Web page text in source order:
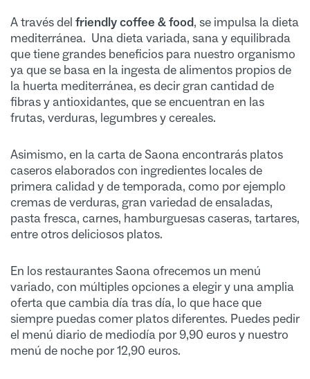
A través del friendly coffee & food, se impulsa la dieta
mediterránea. Una dieta variada, sana y equilibrada
que tiene grandes beneficios para nuestro organismo
ya que se basa en la ingesta de alimentos propios de
la huerta mediterránea, es decir gran cantidad de
fibras y antioxidantes, que se encuentran en las
frutas, verduras, legumbres y cereales.
Asimismo, en la carta de Saona encontrarás platos
caseros elaborados con ingredientes locales de
primera calidad y de temporada, como por ejemplo
cremas de verduras, gran variedad de ensaladas,
pasta fresca, carnes, hamburguesas caseras, tartares,
entre otros deliciosos platos.
En los restaurantes Saona ofrecemos un menú
variado, con múltiples opciones a elegir y una amplia
oferta que cambia día tras día, lo que hace que
siempre puedas comer platos diferentes. Puedes pedir
el menú diario de mediodía por 9,90 euros y nuestro
menú de noche por 12,90 euros.